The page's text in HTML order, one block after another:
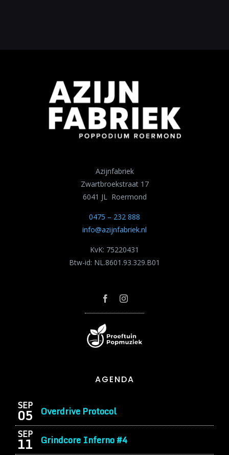
AGENDA
SEP
05 Overdrive Protocol
SEP
11 Grindcore Inferno #4
Azijnfabriek
Zwartbroekstraat 17
6041 JL Roermond
0475 – 232 888
info@azijnfabriek.nl
KvK: 75220431
Btw-id: NL.8601.93.329.B01